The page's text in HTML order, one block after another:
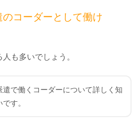
のコーダーとして働け
も多いでしょう。
遣で働くコーダーについて詳しく知
す。